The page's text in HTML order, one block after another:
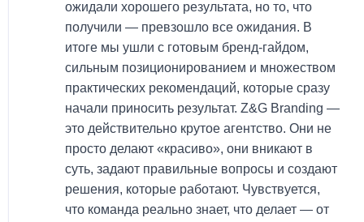
ожидали хорошего результата, но то, что
получили — превзошло все ожидания. В
итоге мы ушли с готовым бренд-гайдом,
сильным позиционированием и множеством
практических рекомендаций, которые сразу
начали приносить результат. Z&G Branding —
это действительно крутое агентство. Они не
просто делают «красиво», они вникают в
суть, задают правильные вопросы и создают
решения, которые работают. Чувствуется,
что команда реально знает, что делает — от